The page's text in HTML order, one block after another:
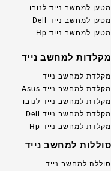
מטען למחשב נייד לנובו
מטען למחשב נייד Dell
מטען למחשב נייד Hp
מקלדות למחשב נייד
מקלדת למחשב נייד
מקלדת למחשב נייד Asus
מקלדת למחשב נייד לנובו
מקלדת למחשב נייד Dell
מקלדת למחשב נייד Hp
סוללות למחשב נייד
סוללה למחשב נייד